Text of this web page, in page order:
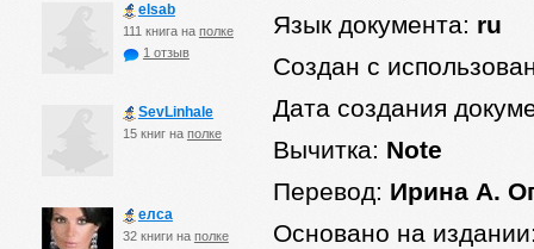
elsab
111 книга на полке
1 отзыв
SevLinhale
15 книг на полке
елса
32 книги на полке
Язык документа: ru
Создан с
Дата создания
Вычитка: Note
Перевод: Ирина А.
Основано на